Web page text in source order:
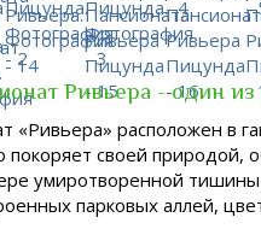
Ривьера - один
«Ривьера» расположен в
покоряет своей
умиротворенной тишины
парковых аллей,